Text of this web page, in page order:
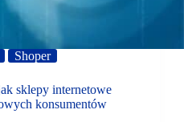
Shoper
sklepy internetowe
konsumentów